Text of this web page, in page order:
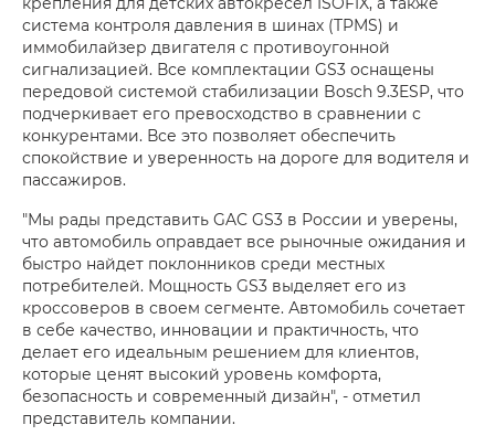
система контроля давления в шинах (TPMS) и
иммобилайзер двигателя с противоугонной
сигнализацией. Все комплектации GS3 оснащены
передовой системой стабилизации Bosch 9.3ESP, что
подчеркивает его превосходство в сравнении с
конкурентами. Все это позволяет обеспечить
спокойствие и уверенность на дороге для водителя и
пассажиров.
"Мы рады представить GAC GS3 в России и уверены,
что автомобиль оправдает все рыночные ожидания и
быстро найдет поклонников среди местных
потребителей. Мощность GS3 выделяет его из
кроссоверов в своем сегменте. Автомобиль сочетает
в себе качество, инновации и практичность, что
делает его идеальным решением для клиентов,
которые ценят высокий уровень комфорта,
безопасность и современный дизайн", - отметил
представитель компании.